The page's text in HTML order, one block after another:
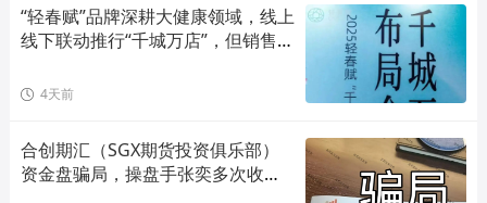
“轻春赋”品牌深耕大健康领域，线上
线下联动推行“千城万店”，但销售模
4天前
合创期汇（SGX期货投资俱乐部）
资金盘骗局，操盘手张奕多次收割